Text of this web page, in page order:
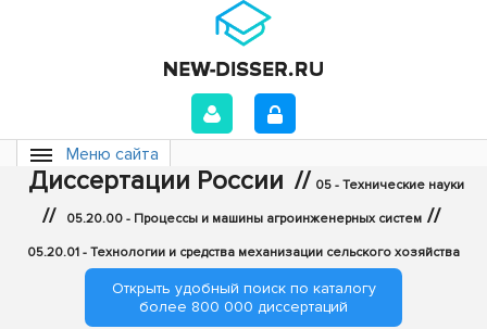
Меню сайта
Диссертации России // 05 - Технические науки
// 05.20.00 - Процессы и машины агроинженерных систем //
05.20.01 - Технологии и средства механизации сельского хозяйства
Открыть удобный поиск по каталогу
более 800 000 диссертаций